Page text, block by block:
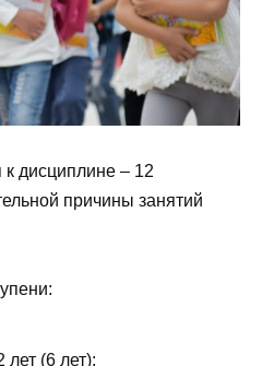
к дисциплине – 12
причины занятий
лет (6 лет);